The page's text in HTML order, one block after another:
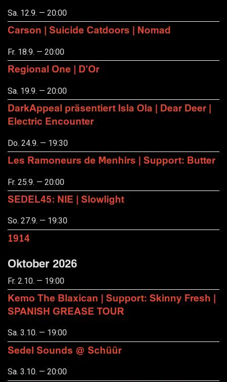
Sa. 12.9. — 20:00
Carson | Suicide Catdoors | Nomad
Fr. 18.9. — 20:00
Regional One | D'Or
Sa. 19.9. — 20:00
DarkAppeal präsentiert Isla Ola | Dear Deer |
Electric Encounter
Do. 24.9. — 19:30
Les Ramoneurs de Menhirs | Support: Butter
Fr. 25.9. — 20:00
SEDEL45: NIE | Slowlight
So. 27.9. — 19:30
1914
Oktober 2026
Fr. 2.10. — 19:00
Kemo The Blaxican | Support: Skinny Fresh |
SPANISH GREASE TOUR
Sa. 3.10. — 19:00
Sedel Sounds @ Schüür
Sa. 3.10. — 20:00